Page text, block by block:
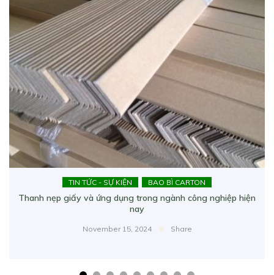
TIN TỨC - SỰ KIỆN BAO BÌ CARTON
Thanh nẹp giấy và ứng dụng trong ngành công nghiệp hiện
nay
November 15, 2024 Share